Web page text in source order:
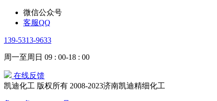
微信公众号
客服QQ
139-5313-9633
周一至周日 09 : 00-18 : 00
在线反馈
凯迪化工 版权所有 2008-2023济南凯迪精细化工